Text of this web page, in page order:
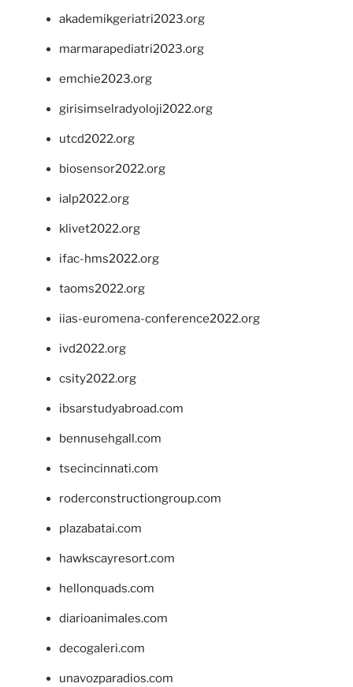
akademikgeriatri2023.org
marmarapediatri2023.org
emchie2023.org
girisimselradyoloji2022.org
utcd2022.org
biosensor2022.org
ialp2022.org
klivet2022.org
ifac-hms2022.org
taoms2022.org
iias-euromena-conference2022.org
ivd2022.org
csity2022.org
ibsarstudyabroad.com
bennusehgall.com
tsecincinnati.com
roderconstructiongroup.com
plazabatai.com
hawkscayresort.com
hellonquads.com
diarioanimales.com
decogaleri.com
unavozparadios.com